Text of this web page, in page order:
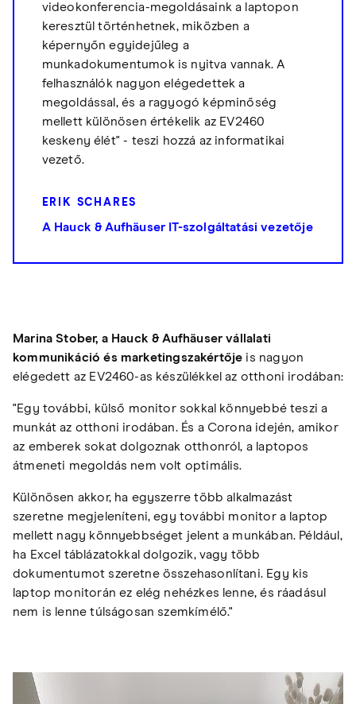
videokonferencia-megoldásaink a laptopon
keresztül történhetnek, miközben a
képernyőn egyidejűleg a
munkadokumentumok is nyitva vannak. A
felhasználók nagyon elégedettek a
megoldással, és a ragyogó képminőség
mellett különösen értékelik az EV2460
keskeny élét" - teszi hozzá az informatikai
vezető.
ERIK SCHARES
A Hauck & Aufhäuser IT-szolgáltatási vezetője
Marina Stober, a Hauck & Aufhäuser vállalati
kommunikáció és marketingszakértője is nagyon
elégedett az EV2460-as készülékkel az otthoni irodában:
"Egy további, külső monitor sokkal könnyebbé teszi a
munkát az otthoni irodában. És a Corona idején, amikor
az emberek sokat dolgoznak otthonról, a laptopos
átmeneti megoldás nem volt optimális.
Különösen akkor, ha egyszerre több alkalmazást
szeretne megjeleníteni, egy további monitor a laptop
mellett nagy könnyebbséget jelent a munkában. Például,
ha Excel táblázatokkal dolgozik, vagy több
dokumentumot szeretne összehasonlítani. Egy kis
laptop monitorán ez elég nehézkes lenne, és ráadásul
nem is lenne túlságosan szemkímélő."